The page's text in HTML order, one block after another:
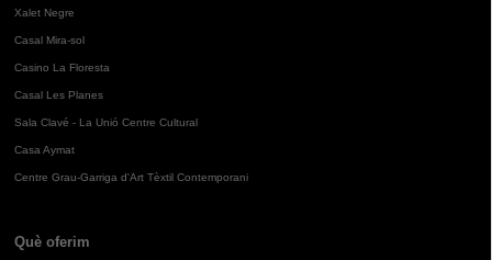
Xalet Negre
Casal Mira-sol
Casino La Floresta
Casal Les Planes
Sala Clavé - La Unió Centre Cultural
Casa Aymat
Centre Grau-Garriga d'Art Tèxtil Contemporani
Què oferim